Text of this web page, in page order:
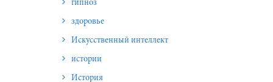
гипноз
здоровье
Искусственный интеллект
истории
История